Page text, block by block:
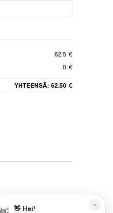
62.5 €
0 €
YHTEENSÄ: 62.50 €